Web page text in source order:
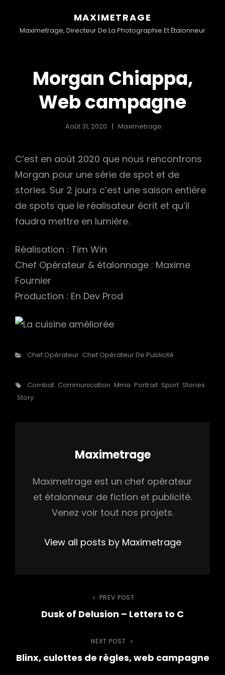
MAXIMETRAGE
Maximetrage, Directeur De La Photographie Et Étalonneur
Morgan Chiappa,
Web campagne
Août 31, 2020 Maximetrage
C’est en août 2020 que nous rencontrons
Morgan pour une série de spot et de
stories. Sur 2 jours c’est une saison entière
de spots que le réalisateur écrit et qu’il
faudra mettre en lumière.
Réalisation : Tim Win
Chef Opérateur & étalonnage : Maxime
Fournier
Production : En Dev Prod
Categories
Chef Opérateur Chef Opérateur De Publicité
Tags,
Combat Communication Mma Portrait Sport Stories
Story
Author:
Maximetrage
Maximetrage est un chef opérateur
et étalonneur de fiction et publicité.
Venez voir tout nos projets.
View all posts by Maximetrage
Navigation
l’article
Previous
Post
PREV POST
Dusk of Delusion – Letters to C
Next
Post
NEXT POST
Blinx, culottes de règles, web campagne